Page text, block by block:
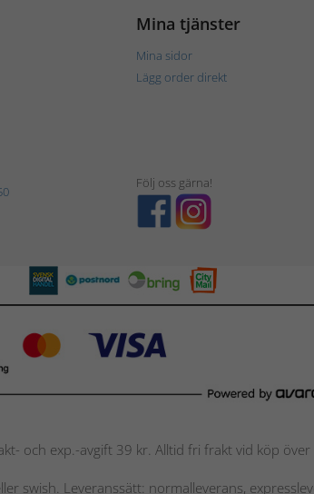
Mina tjänster
Mina sidor
Lägg order direkt
Följ oss gärna!
och exp.-avgift 39 kr. Alltid fri frakt vid köp
swish. Leveranssätt: normalleverans,